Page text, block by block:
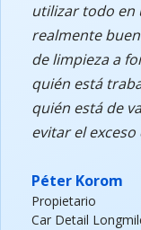
utilizar todo en
realmente
de limpieza a
quién está
quién está de
evitar el exceso
Péter Korom
Propietario
Car Detail